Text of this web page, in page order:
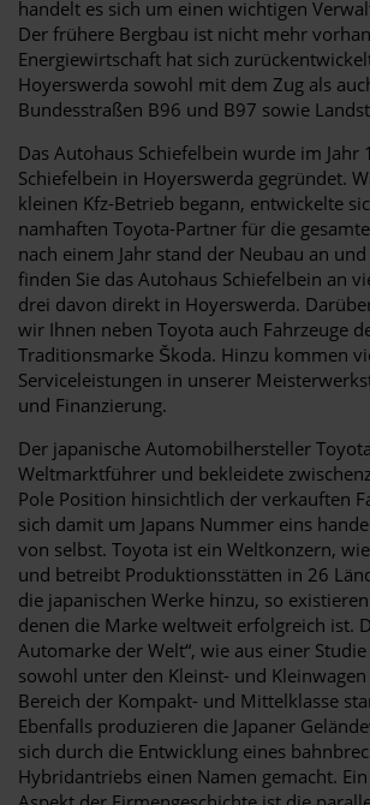
handelt es sich um einen wichtigen
Der frühere Bergbau ist nicht mehr
Energiewirtschaft hat sich
Hoyerswerda sowohl mit dem Zug als
Bundesstraßen B96 und B97 sowie
Das Autohaus Schiefelbein wurde im Jahr
Schiefelbein in Hoyerswerda gegründet.
kleinen Kfz-Betrieb begann, entwickelte
namhaften Toyota-Partner für die
nach einem Jahr stand der Neubau an
finden Sie das Autohaus Schiefelbein an
drei davon direkt in Hoyerswerda.
wir Ihnen neben Toyota auch Fahrzeuge
Traditionsmarke Škoda. Hinzu kommen
Serviceleistungen in unserer
und Finanzierung.
Der japanische Automobilhersteller
Weltmarktführer und bekleidete
Pole Position hinsichtlich der verkauften
sich damit um Japans Nummer eins
von selbst. Toyota ist ein Weltkonzern,
und betreibt Produktionsstätten in 26
die japanischen Werke hinzu, so
denen die Marke weltweit erfolgreich ist.
Automarke der Welt“, wie aus einer
sowohl unter den Kleinst- und
Bereich der Kompakt- und Mittelklasse
Ebenfalls produzieren die Japaner
sich durch die Entwicklung eines
Hybridantriebs einen Namen gemacht.